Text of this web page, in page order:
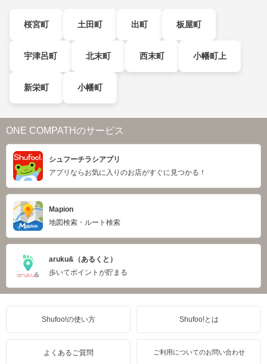
桜宮町 土田町 出町 板屋町
宇津呂町 北末町 西末町 小幡町上
新栄町 小幡町
ONE COMPATHのサービス
シュフーチラシアプリ
アプリならお気に入りのお店がすぐに見つかる！
Mapion
地図検索・ルート検索
aruku&（あるくと）
歩いてポイントが貯まる
Shufoo!の使い方 Shufoo!とは
よくあるご質問 ご利用についてのお問い合わせ